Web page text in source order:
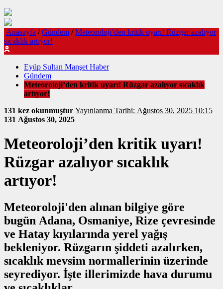
Anasayfa / Gündem / Meteoroloji’den kritik uyarı! Rüzgar azalıyor
sıcaklık artıyor!
Eyüp Sultan Manşet Haber
Gündem
Meteoroloji’den kritik uyarı! Rüzgar azalıyor sıcaklık
artıyor!
131 kez okunmuştur
Yayınlanma Tarihi: Ağustos 30, 2025 10:15
131 Ağustos 30, 2025
Meteoroloji’den kritik uyarı!
Rüzgar azalıyor sıcaklık
artıyor!
Meteoroloji'den alınan bilgiye göre
bugün Adana, Osmaniye, Rize çevresinde
ve Hatay kıyılarında yerel yağış
bekleniyor. Rüzgarın şiddeti azalırken,
sıcaklık mevsim normallerinin üzerinde
seyrediyor. İşte illerimizde hava durumu